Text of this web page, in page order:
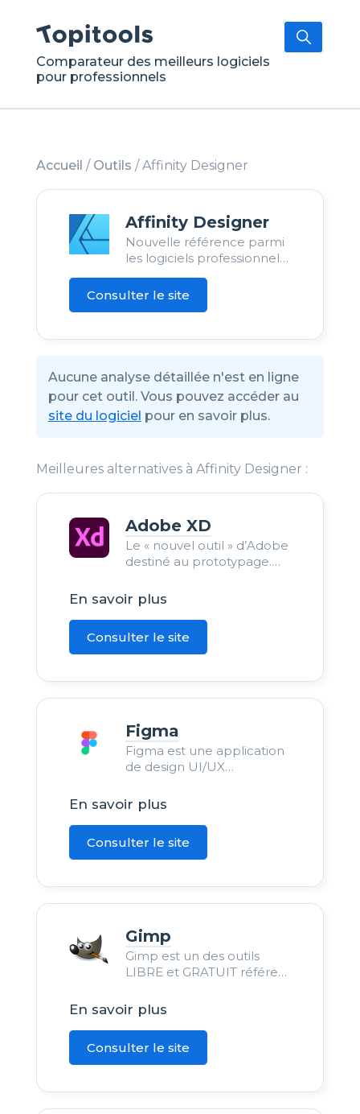
Comparateur des meilleurs logiciels
pour professionnels
Accueil / Outils / Affinity Designer
Affinity Designer
Nouvelle référence parmi
les logiciels professionnels
de créations vectoriels.
Consulter le site
Aucune analyse détaillée n'est en ligne
pour cet outil. Vous pouvez accéder au
site du logiciel pour en savoir plus.
Meilleures alternatives à Affinity Designer :
Adobe XD
Le « nouvel outil » d’Adobe
destiné au prototypage.
webdesign réalistes et
animés.
En savoir plus
Consulter le site
Figma
Figma est une application
de design UI/UX
outils intuitifs pour le
prototypage et la création
graphique en équipe.
En savoir plus
Consulter le site
Gimp
Gimp est un des outils
LIBRE et GRATUIT référent
graphisme. Création,
l’édition ou même
retouche d’image.
En savoir plus
Consulter le site